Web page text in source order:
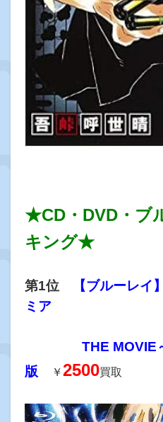
★CD・DVD・ブ
キング★
第1位
【ブルーレイ
ミア
THE MOVIE～2
版
￥2500買取